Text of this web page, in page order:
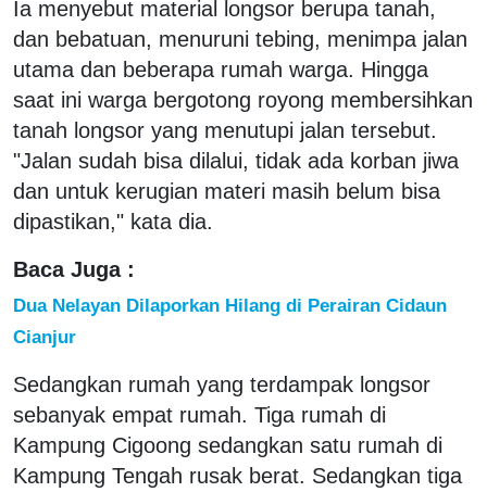
Ia menyebut material longsor berupa tanah,
dan bebatuan, menuruni tebing, menimpa jalan
utama dan beberapa rumah warga. Hingga
saat ini warga bergotong royong membersihkan
tanah longsor yang menutupi jalan tersebut.
"Jalan sudah bisa dilalui, tidak ada korban jiwa
dan untuk kerugian materi masih belum bisa
dipastikan," kata dia.
Baca Juga :
Dua Nelayan Dilaporkan Hilang di Perairan Cidaun
Cianjur
Sedangkan rumah yang terdampak longsor
sebanyak empat rumah. Tiga rumah di
Kampung Cigoong sedangkan satu rumah di
Kampung Tengah rusak berat. Sedangkan tiga